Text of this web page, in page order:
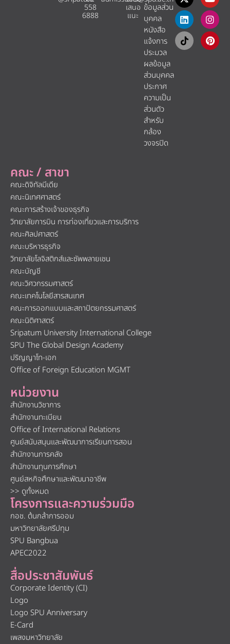
คณะ / สาขา
คณะดิจิทัลมีเดีย
คณะนิเทศศาสตร์
คณะการสร้างเจ้าของธุรกิจ
วิทยาลัยการบิน การท่องเที่ยวและการบริการ
คณะศิลปศาสตร์
คณะบริหารธุรกิจ
วิทยาลัยโลจิสติกส์และซัพพลายเชน
คณะบัญชี
คณะวิศวกรรมศาสตร์
คณะเทคโนโลยีสารสนเทศ
คณะการออกแบบและสถาปัตยกรรมศาสตร์
คณะนิติศาสตร์
Sripatum University International College
SPU The Global Design Academy
ปริญญาโท-เอก
Office of Foreign Education MGMT
หน่วยงาน
สำนักงานวิชาการ
สำนักงานทะเบียน
Office of International Relations
ศูนย์สนับสนุนและพัฒนาการเรียนการสอน
สำนักงานการคลัง
สำนักงานทุนการศึกษา
ศูนย์สหกิจศึกษาและพัฒนาอาชีพ
>> ดูทั้งหมด
โครงการและความร่วมมือ
กอช. ต้นกล้าการออม
มหาวิทยาลัยศรีปทุม
SPU Bangbua
APEC2022
สื่อประชาสัมพันธ์
Corporate Identity (CI)
Logo
Logo SPU Anniversary
E-Card
เพลงมหาวิทยาลัย
558
6888
เสนอ
แนะ​
ข้อมูลส่วน
บุคคล
หนังสือ
แจ้งการ
ประมวล
ผลข้อมูล
ส่วนบุคคล
ประกาศ
ความเป็น
ส่วนตัว
สำหรับ
กล้อง
วงจรปิด